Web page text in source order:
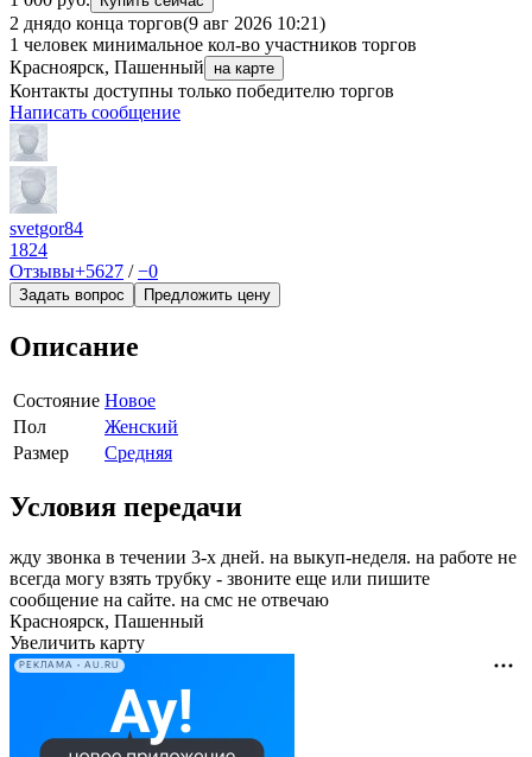
2 днядо конца торгов(9 авг 2026 10:21)
1 человек минимальное кол-во участников торгов
Красноярск, Пашенный
на карте
Контакты доступны только победителю торгов
Написать сообщение
svetgor84
1824
Отзывы+5627 /−0
Задать вопрос Предложить цену
Описание
Состояние Новое
Пол
Женский
Размер
Средняя
Условия передачи
жду звонка в течении 3-х дней. на выкуп-неделя. на работе не
всегда могу взять трубку - звоните еще или пишите
сообщение на сайте. на смс не отвечаю
Красноярск, Пашенный
Увеличить карту
РЕКЛАМА • AU.RU